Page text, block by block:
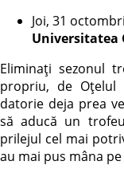
Joi, 31
Universitatea
Eliminați sezonul
propriu, de Oțelul
datorie deja prea
să aducă un
prilejul cel mai
au mai pus mâna pe